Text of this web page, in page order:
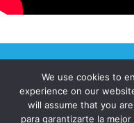
AUTOGIRO/el giro del
Funciona con -
We use cookies to
experience on our
will assume that you
para garantizarte la